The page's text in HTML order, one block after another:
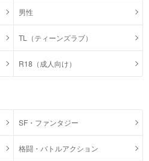
男性
TL（ティーンズラブ）
R18（成人向け）
SF・ファンタジー
格闘・バトルアクション